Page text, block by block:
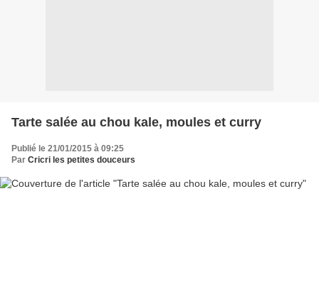
Tarte salée au chou kale, moules et curry
Publié le 21/01/2015 à 09:25
Par Cricri les petites douceurs